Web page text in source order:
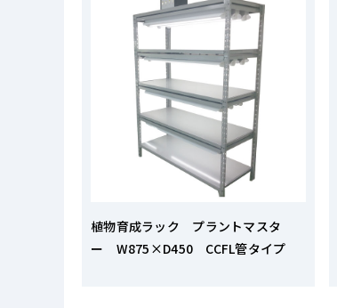
植物育成ラック プラントマスタ
ー W875×D450 CCFL管タイプ